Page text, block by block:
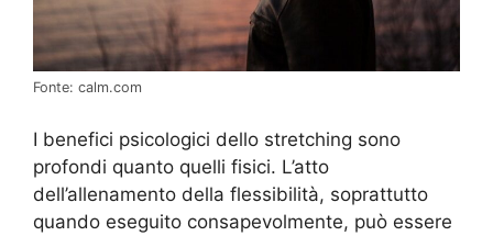
Fonte: calm.com
I benefici psicologici dello stretching sono
profondi quanto quelli fisici. L’atto
dell’allenamento della flessibilità, soprattutto
quando eseguito consapevolmente, può essere